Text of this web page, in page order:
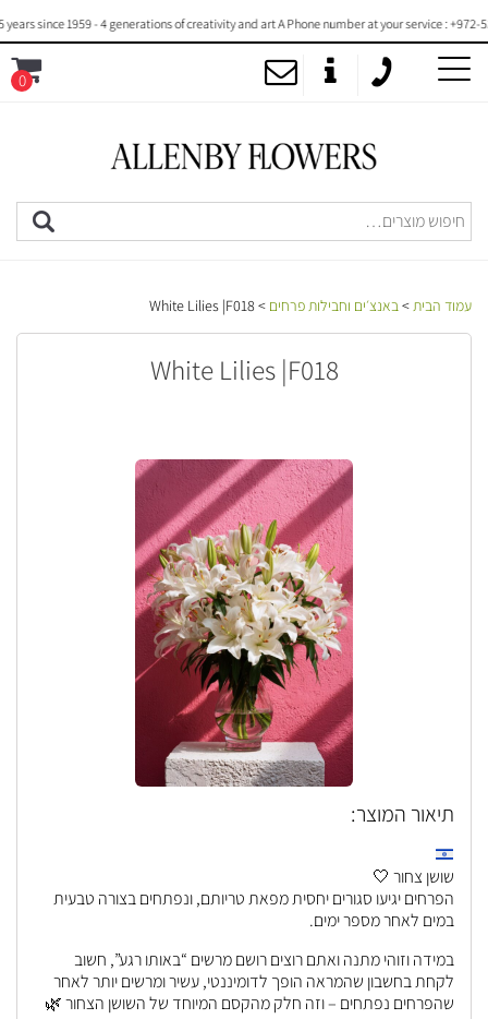
since 1959 - 4 generations of creativity and art A Phone number at your service : +972-53-
0
עמוד הבית>באנצ׳ים וחבילות פרחים > White Lilies |F018
White Lilies |F018
תיאור המוצר:
שושן צחור 🤍
הפרחים יגיעו סגורים יחסית מפאת טריותם, ונפתחים בצורה טבעית
במים לאחר מספר ימים.
במידה וזוהי מתנה ואתם רוצים רושם מרשים “באותו רגע”, חשוב
לקחת בחשבון שהמראה הופך לדומיננטי, עשיר ומרשים יותר לאחר
שהפרחים נפתחים – וזה חלק מהקסם המיוחד של השושן הצחור 🌿